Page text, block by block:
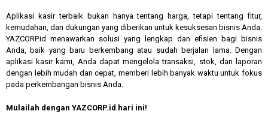
Aplikasi kasir terbaik bukan hanya tentang harga, tetapi tentang fitur,
kemudahan, dan dukungan yang diberikan untuk kesuksesan bisnis Anda.
YAZCORP.id menawarkan solusi yang lengkap dan efisien bagi bisnis
Anda, baik yang baru berkembang atau sudah berjalan lama. Dengan
aplikasi kasir kami, Anda dapat mengelola transaksi, stok, dan laporan
dengan lebih mudah dan cepat, memberi lebih banyak waktu untuk fokus
pada perkembangan bisnis Anda.
Mulailah dengan YAZCORP.id hari ini!